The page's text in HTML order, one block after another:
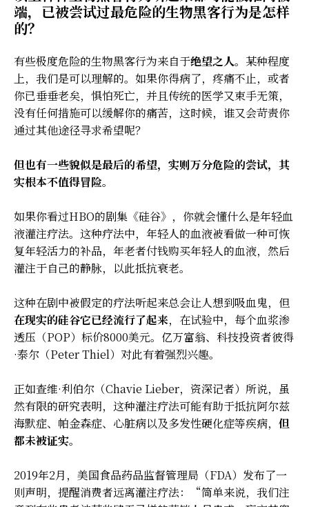
端，已被尝试过最危险的生物黑客行为是怎样
的？
有些极度危险的生物黑客行为来自于绝望之人。某种程度
上，我们是可以理解的。如果你得病了，疼痛不止，或者
你已垂垂老矣，惧怕死亡，并且传统的医学又束手无策，
没有任何措施可以缓解你的痛苦，这时候，谁又会苛责你
通过其他途径寻求希望呢？
但也有一些貌似是最后的希望，实则万分危险的尝试，其
实根本不值得冒险。
如果你看过HBO的剧集《硅谷》，你就会懂什么是年轻血
液灌注疗法。这种疗法中，年轻人的血液被看做一种可恢
复年轻活力的补品，年老者付钱购买年轻人的血液，然后
灌注于自己的静脉，以此抵抗衰老。
这种在剧中被假定的疗法听起来总会让人想到吸血鬼，但
在现实的硅谷它已经流行了起来，在试验中，每个血浆渗
透压（POP）标价8000美元。亿万富翁、科技投资者彼得
·泰尔（Peter Thiel）对此有着强烈兴趣。
正如查维·利伯尔（Chavie Lieber，资深记者）所说，虽
然有限的研究表明，这种灌注疗法可能有助于抵抗阿尔兹
海默症、帕金森症、心脏病以及多发性硬化症等疾病， 但
都未被证实。
2019年2月，美国食品药品监督管理局（FDA）发布了一
则声明，提醒消费者远离灌注疗法：“简单来说，我们注